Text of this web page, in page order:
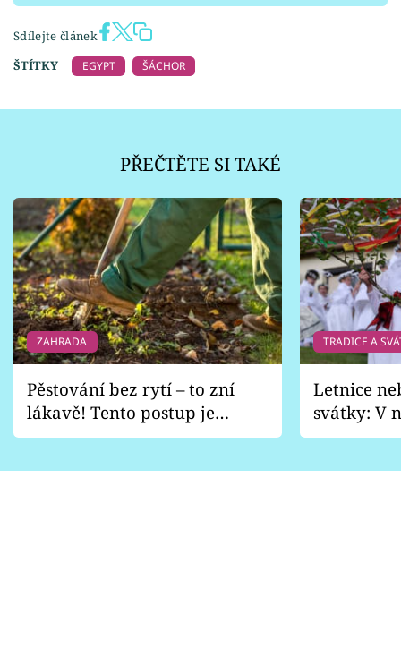
Sdílejte článek
ŠTÍTKY
EGYPT ŠÁCHOR
PŘEČTĚTE SI TAKÉ
ZAHRADA
Pěstování bez rytí – to zní
lákavě! Tento postup je
vhodný jen pro některé
TRADICE A
Letnice
svátky: V
pondělí